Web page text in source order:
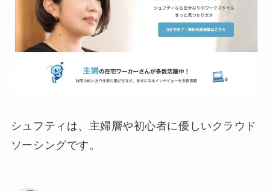
シュフティは、主婦層や初心者に優しいクラウド
ソーシングです。